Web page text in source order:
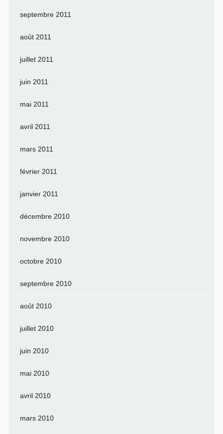
septembre 2011
août 2011
juillet 2011
juin 2011
mai 2011
avril 2011
mars 2011
février 2011
janvier 2011
décembre 2010
novembre 2010
octobre 2010
septembre 2010
août 2010
juillet 2010
juin 2010
mai 2010
avril 2010
mars 2010